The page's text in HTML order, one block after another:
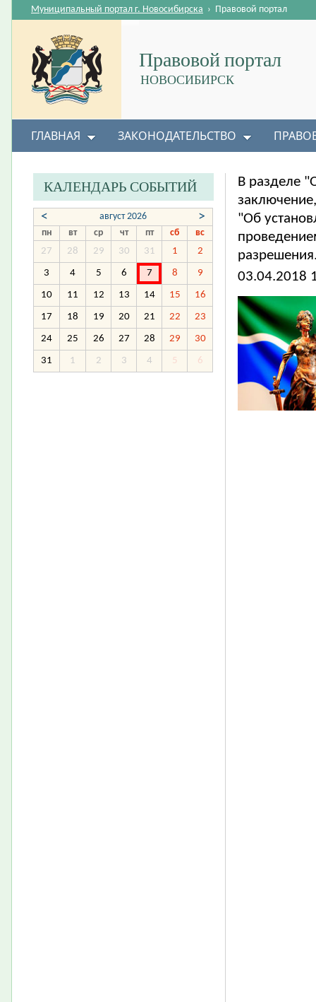
Правовой портал
НОВОСИБИРСК
Муниципальный портал г. Новосибирска › Правовой портал
ГЛАВНАЯ ЗАКОНОДАТЕЛЬСТВО
В разделе
"Об
03.04.2018
КАЛЕНДАРЬ СОБЫТИЙ
< август 2026 >
пн вт ср чт пт сб
вс
27
28 29 30 31 1 2
3 4 5 6 7 8 9
10 11 12 13 14 15 16
17 18 19 20 21 22 23
24 25 26 27 28 29 30
31 1 2 3 4 5 6